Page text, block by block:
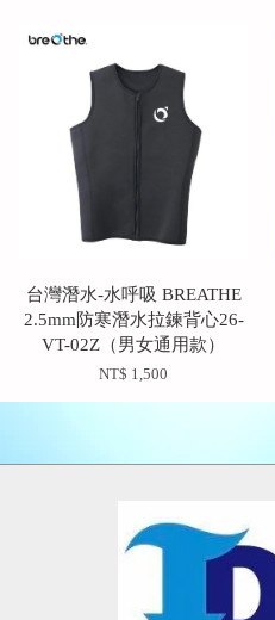
台灣潛水-水呼吸 BREATHE
2.5mm防寒潛水拉鍊背心26-
VT-02Z（男女通用款）
NT$ 1,500